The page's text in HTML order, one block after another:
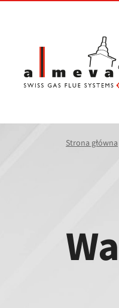
Strona główna